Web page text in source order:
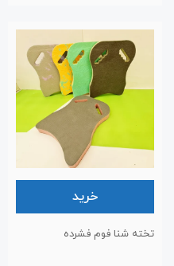
خرید
تخته شنا فوم فشرده